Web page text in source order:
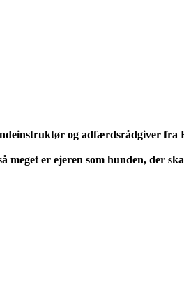
og adfærdsrådgiver
meget er ejeren som hunden, der